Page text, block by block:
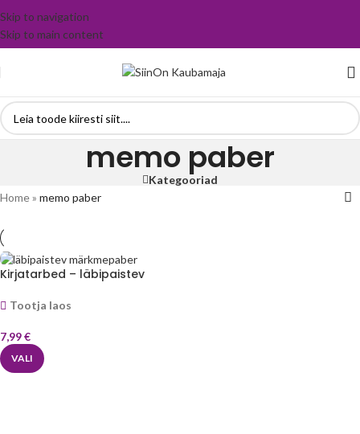
Skip to navigation
Skip to main content
memo paber
Kategooriad
Home» memo paber
Kirjatarbed – läbipaistev
Tootja laos
7,99€
VALI